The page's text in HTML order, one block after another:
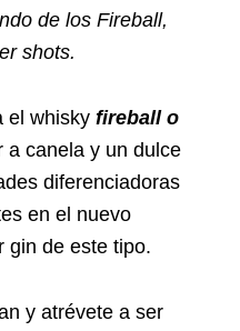
de los Fireball,
shots.
el whisky fireball o
a canela y un dulce
diferenciadoras
en el nuevo
gin de este tipo.
y atrévete a ser